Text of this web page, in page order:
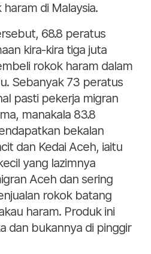
di Malaysia.
68.8 peratus
kira-kira tiga juta
rokok haram dalam
Sebanyak 73 peratus
pasti pekerja migran
manakala 83.8
bekalan
dan Kedai Aceh, iaitu
yang lazimnya
Aceh dan sering
rokok batang
haram. Produk ini
dan bukannya di pinggir